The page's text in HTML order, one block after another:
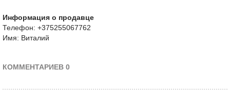
Информация о продавце
Телефон: +375255067762
Имя: Виталий
КОММЕНТАРИЕВ 0